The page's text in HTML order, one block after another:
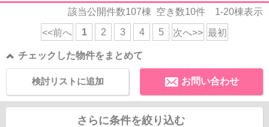
該当公開件数107棟 空き数10件 1-20棟表示
<<前へ 1 2 3 4 5 次へ>> 最初
チェックした物件をまとめて
お問い合わせ
検討リストに追加
さらに条件を絞り込む